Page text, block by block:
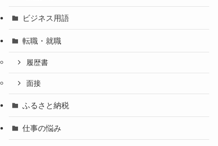
ビジネス用語
転職・就職
履歴書
面接
ふるさと納税
仕事の悩み